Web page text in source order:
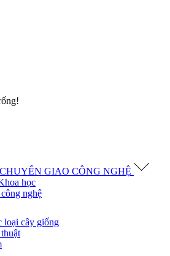
GIAO CÔNG NGHỆ
học
nghệ
loại cây giống